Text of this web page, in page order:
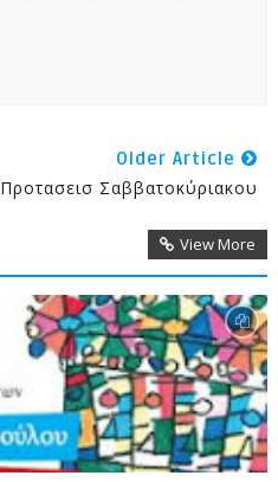
Older Article
Προτασεισ Σαββατοκύριακου
View More